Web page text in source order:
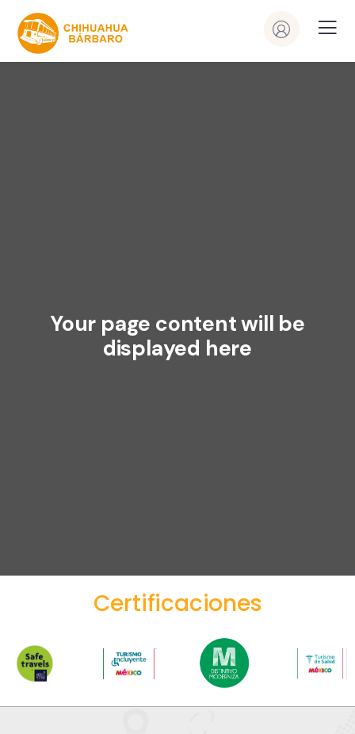
Your page content will be
displayed here
Certificaciones